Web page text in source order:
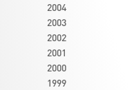
2004
2003
2002
2001
2000
1999